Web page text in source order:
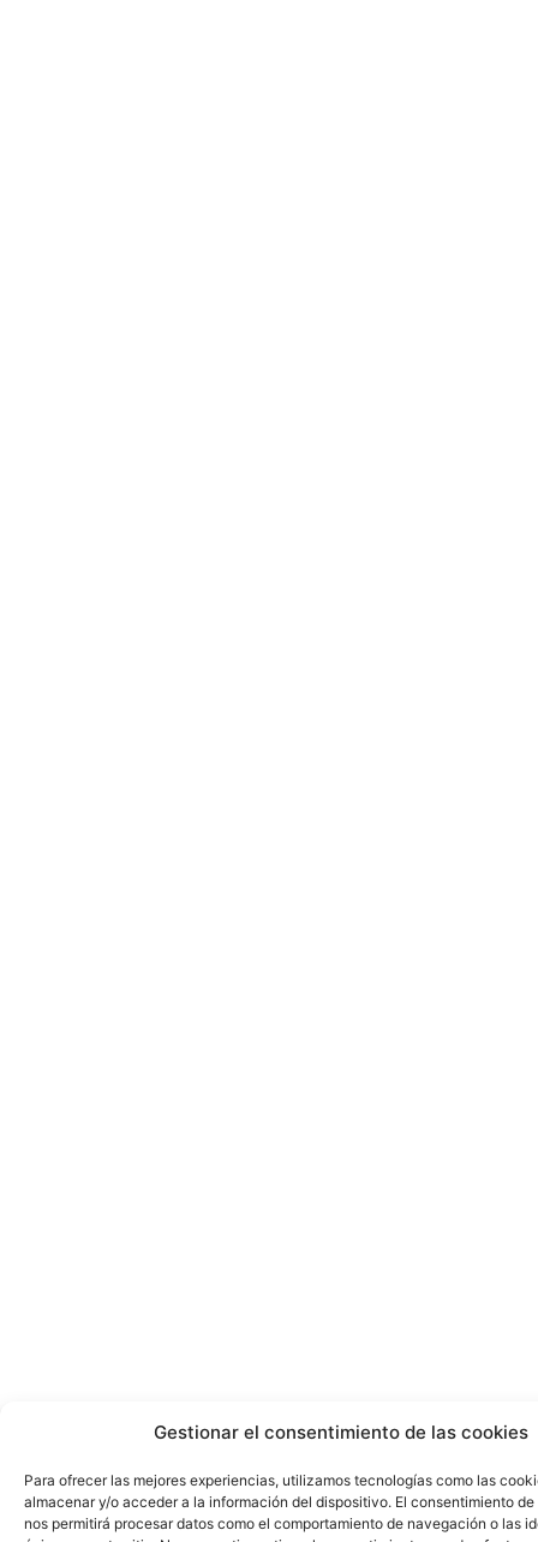
Gestionar el consentimiento de las cookies
Para ofrecer las mejores experiencias, utilizamos tecnologías como las
almacenar y/o acceder a la información del dispositivo. El consentimiento
nos permitirá procesar datos como el comportamiento de navegación o las